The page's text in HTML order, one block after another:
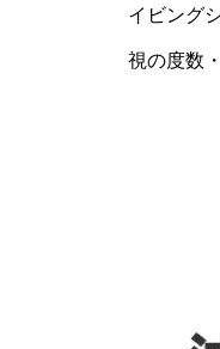
イビング
視の度数